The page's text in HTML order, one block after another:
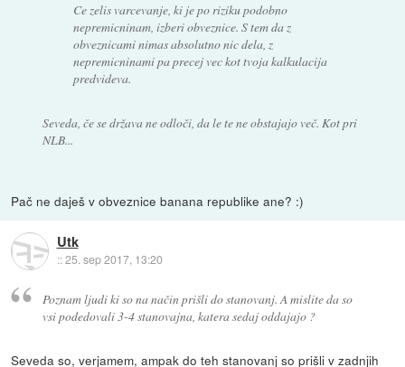
Ce zelis varcevanje, ki je po riziku podobno
nepremicninam, izberi obveznice. S tem da z
obveznicami nimas absolutno nic dela, z
nepremicninami pa precej vec kot tvoja kalkulacija
predvideva.
Seveda, če se država ne odloči, da le te ne obstajajo več. Kot pri
NLB...
Pač ne daješ v obveznice banana republike ane? :)
Utk
::25. sep 2017, 13:20
Poznam ljudi ki so na način prišli do stanovanj. A mislite da so
vsi podedovali 3-4 stanovajna, katera sedaj oddajajo ?
Seveda so, verjamem, ampak do teh stanovanj so prišli v zadnjih